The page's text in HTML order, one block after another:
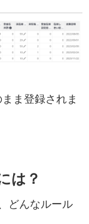
ま登録されま
は？
どんなルール